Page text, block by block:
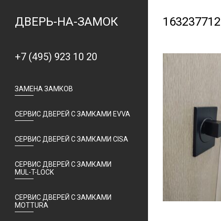
ДВЕРЬ-НА-ЗАМОК
+7 (495) 923 10 20
ЗАМЕНА ЗАМКОВ
СЕРВИС ДВЕРЕЙ С ЗАМКАМИ EVVA
СЕРВИС ДВЕРЕЙ С ЗАМКАМИ CISA
СЕРВИС ДВЕРЕЙ С ЗАМКАМИ
MUL-T-LOCK
СЕРВИС ДВЕРЕЙ С ЗАМКАМИ
MOTTURA